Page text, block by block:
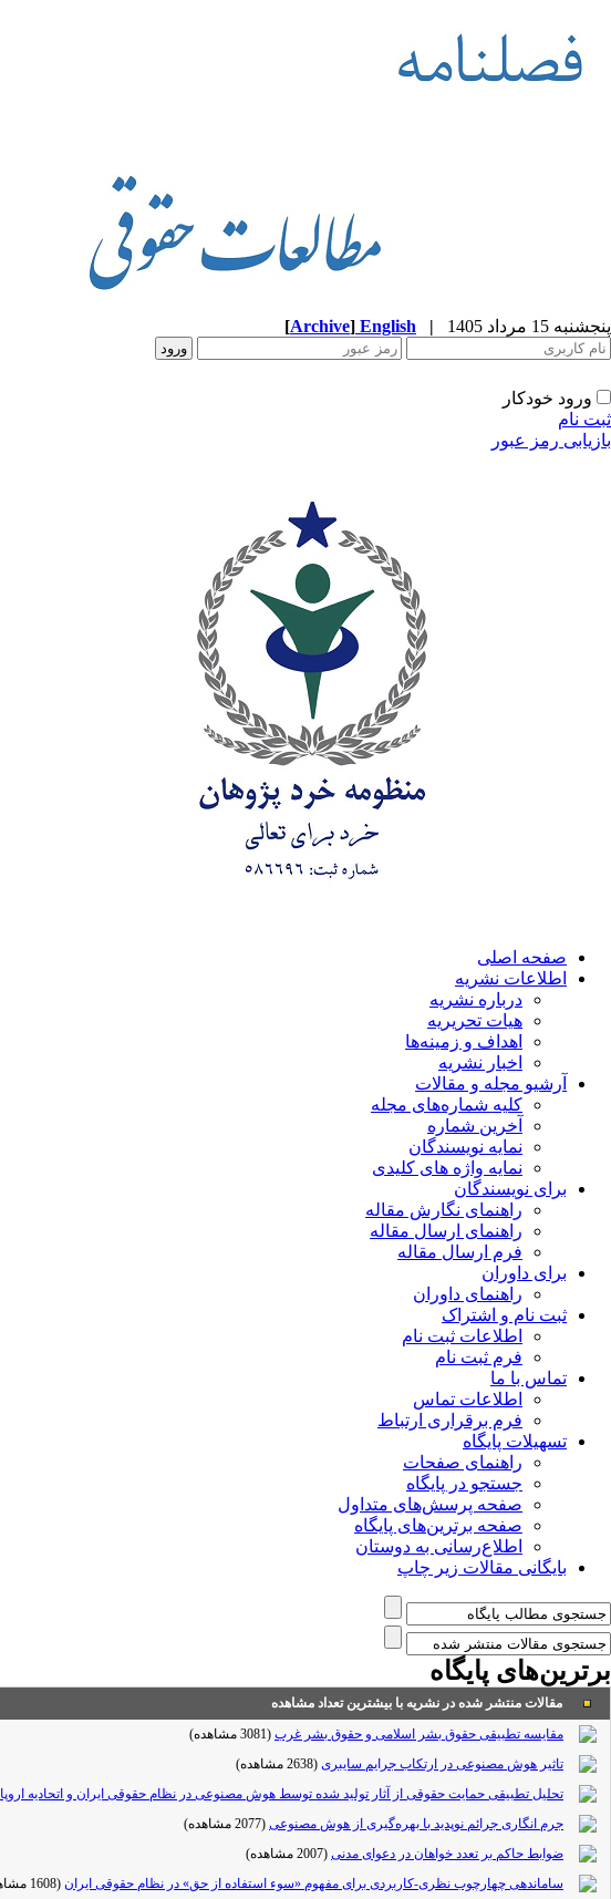
پنجشنبه 15 مرداد 1405 |
English
[Archive]
ورود خودکار
ثبت نام
بازیابی رمز عبور
صفحه اصلی
اطلاعات نشریه
درباره نشریه
هیات تحریریه
اهداف و زمینه‌ها
اخبار نشریه
آرشیو مجله و مقالات
کلیه شماره‌های مجله
آخرین شماره
نمایه نویسندگان
نمایه واژه های کلیدی
برای نویسندگان
راهنمای نگارش مقاله
راهنمای ارسال مقاله
فرم ارسال مقاله
برای داوران
راهنمای داوران
ثبت نام و اشتراک
اطلاعات ثبت نام
فرم ثبت نام
تماس با ما
اطلاعات تماس
فرم برقراری ارتباط
تسهیلات پایگاه
راهنمای صفحات
جستجو در پایگاه
صفحه پرسش‌های متداول
صفحه برترین‌های پایگاه
اطلاع‌رسانی به دوستان
بایگانی مقالات زیر چاپ
برترین‌های پایگاه
مقالات منتشر شده در نشریه با بیشترین تعداد مشاهده
مقایسه تطبیقی حقوق بشر اسلامی و حقوق بشر غرب (3081 مشاهده)
تاثیر هوش مصنوعی در ارتکاب جرایم سایبری (2638 مشاهده)
تحلیل تطبیقی حمایت حقوقی از آثار تولید شده توسط هوش مصنوعی در نظام حقوقی ایران و اتحادیه اروپا
جرم انگاری جرائم نوپدید با بهره‌گیری از هوش مصنوعی (2077 مشاهده)
ضوابط حاکم بر تعدد خواهان در دعوای مدنی (2007 مشاهده)
ساماندهی چهارچوب نظری-کاربردی برای مفهوم «سوء استفاده از حق» در نظام حقوقی ایران (1608 مشاهده)